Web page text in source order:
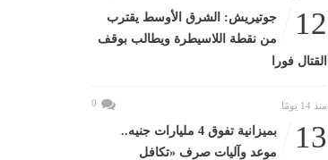
12
جوتيريش: الشرق الأوسط يقترب
من نقطة اللاسيطرة ويطالب بوقف
القتال فورا
منذ 14 يومًا 0
13
بميزانية تفوق 4 مليارات جنيه..
موعد وآليات صرف «تكافل